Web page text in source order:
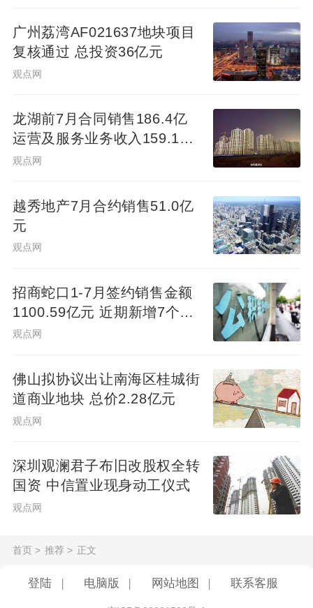
广州荔湾AF021637地块项目
复核通过 总投资36亿元
观点网
龙湖前7月合同销售186.4亿
运营及服务业务收入159.1亿
元
观点网
越秀地产7月合约销售51.0亿
元
观点网
招商蛇口1-7月签约销售金额
1100.59亿元 近期新增7个项
目
观点网
佛山拟协议出让南海区桂城街
道商业地块 总价2.28亿元
观点网
深圳观澜君子布旧改股权全转
国资 中信置业现身动工仪式
观点网
首页 > 推荐 > 正文
登陆 电脑版 网站地图 联系客服